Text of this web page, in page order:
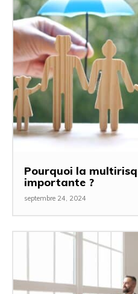
Pourquoi la
importante ?
septembre 24, 2024